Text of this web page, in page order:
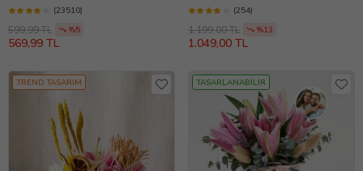
(23510)
599,99 TL %5
569,99 TL
(254)
1.199,00 TL %13
1.049,00 TL
TREND TASARIM TASARLANABİLİR